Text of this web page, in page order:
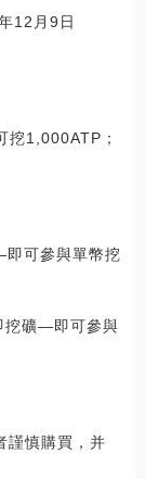
12月9日
挖1,000ATP；
可參與單幣挖
挖礦—即可參與
謹慎購買，并